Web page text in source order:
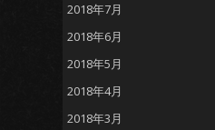
2018年7月
2018年6月
2018年5月
2018年4月
2018年3月